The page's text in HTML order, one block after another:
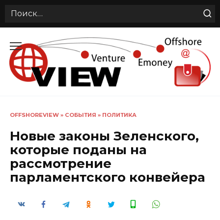
Search
содержанию
OFFSHOREVIEW » СОБЫТИЯ » ПОЛИТИКА
Новые законы Зеленского,
которые поданы на
рассмотрение
парламентского конвейера